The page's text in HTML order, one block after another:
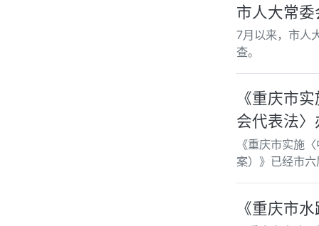
市人大常
7月以来，市人
查。
《重庆市
会代表法
《重庆市实施
案）》已经市
《重庆市